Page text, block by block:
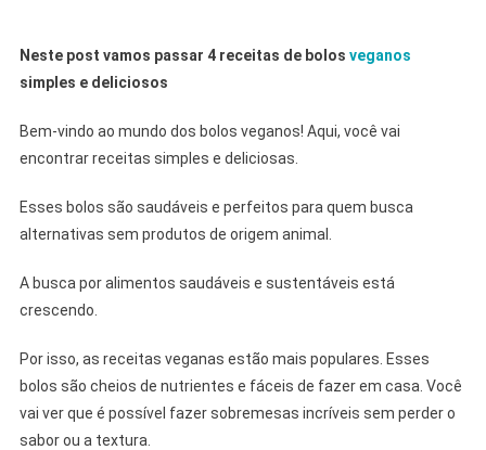
Neste post vamos passar 4 receitas de bolos veganos
simples e deliciosos
Bem-vindo ao mundo dos bolos veganos! Aqui, você vai
encontrar receitas simples e deliciosas.
Esses bolos são saudáveis e perfeitos para quem busca
alternativas sem produtos de origem animal.
A busca por alimentos saudáveis e sustentáveis está
crescendo.
Por isso, as receitas veganas estão mais populares. Esses
bolos são cheios de nutrientes e fáceis de fazer em casa. Você
vai ver que é possível fazer sobremesas incríveis sem perder o
sabor ou a textura.